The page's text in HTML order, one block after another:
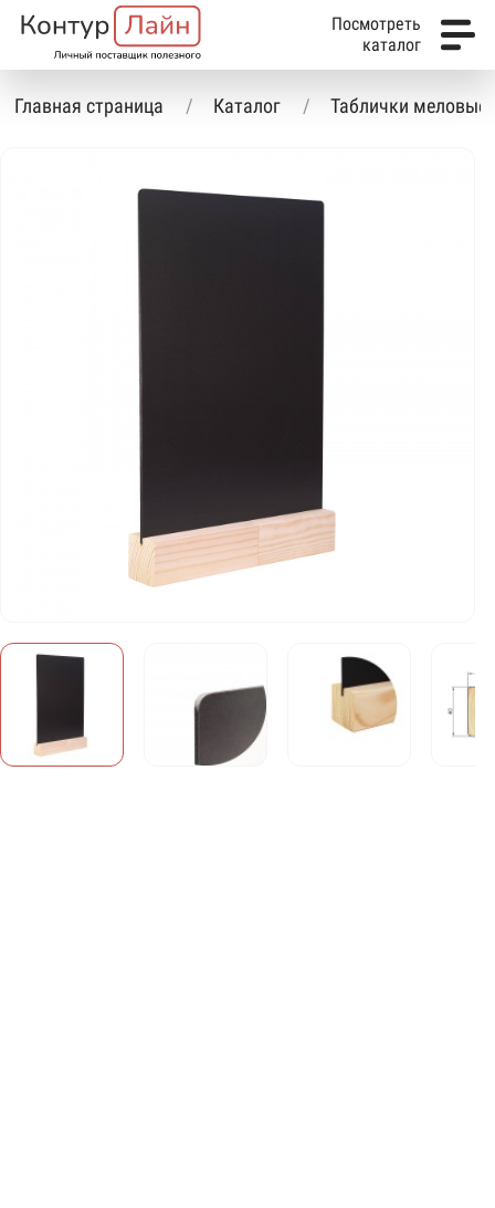
Посмотреть
каталог
Главная страница Каталог Таблички меловые